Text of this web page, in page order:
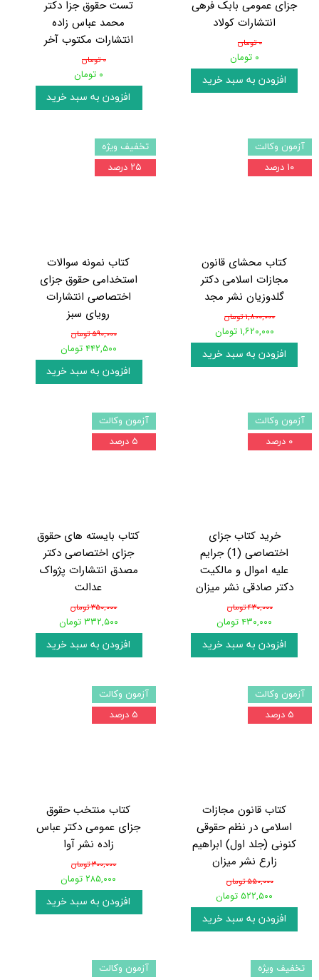
جزای عمومی بابک فرهی
انتشارات کولاد
۰ تومان
۰ تومان
افزودن به سبد خرید
تست حقوق جزا دکتر
محمد عباس زاده
انتشارات مکتوب آخر
۰ تومان
۰ تومان
افزودن به سبد خرید
کتاب محشای قانون
مجازات اسلامی دکتر
گلدوزیان نشر مجد
۱,۸۰۰,۰۰۰ تومان
۱,۶۲۰,۰۰۰ تومان
افزودن به سبد خرید
آزمون وکالت
۱۰ درصد
کتاب نمونه سوالات
استخدامی حقوق جزای
اختصاصی انتشارات
رویای سبز
۵۹۰,۰۰۰ تومان
۴۴۲,۵۰۰ تومان
افزودن به سبد خرید
تخفیف ویژه
۲۵ درصد
خرید کتاب جزای
اختصاصی (1) جرایم
علیه اموال و مالکیت
دکتر صادقی نشر میزان
۴۳۰,۰۰۰ تومان
۴۳۰,۰۰۰ تومان
افزودن به سبد خرید
آزمون وکالت
۰ درصد
کتاب بایسته های حقوق
جزای اختصاصی دکتر
مصدق انتشارات پژواک
عدالت
۳۵۰,۰۰۰ تومان
۳۳۲,۵۰۰ تومان
افزودن به سبد خرید
آزمون وکالت
۵ درصد
کتاب قانون مجازات
اسلامی در نظم حقوقی
کنونی (جلد اول) ابراهیم
زارع نشر میزان
۵۵۰,۰۰۰ تومان
۵۲۲,۵۰۰ تومان
افزودن به سبد خرید
آزمون وکالت
۵ درصد
کتاب منتخب حقوق
جزای عمومی دکتر عباس
زاده نشر آوا
۳۰۰,۰۰۰ تومان
۲۸۵,۰۰۰ تومان
افزودن به سبد خرید
آزمون وکالت
۵ درصد
تخفیف ویژه
آزمون وکالت